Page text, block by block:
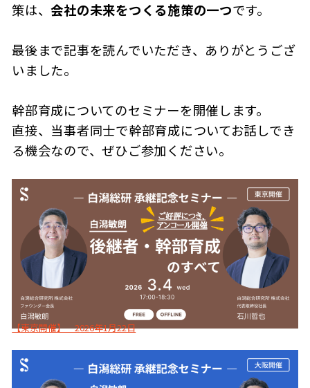
策は、会社の未来をつくる施策の一つです。
最後まで記事を読んでいただき、ありがとうござ
いました。
幹部育成についてのセミナーを開催します。
直接、当事者同士で幹部育成についてお話しでき
る機会なので、ぜひご参加ください。
【東京開催】 2026年1月22日